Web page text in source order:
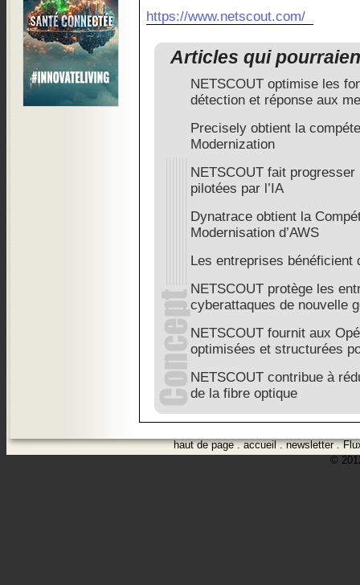
https://www.netscout.com/
Articles qui
NETSCOUT optimise les
détection et réponse aux
Precisely obtient la
Modernization
NETSCOUT fait
pilotées par l’IA
Dynatrace obtient la
Modernisation d’AWS
Les entreprises bénéficient
NETSCOUT protège les
cyberattaques de nouvelle
NETSCOUT fournit aux
optimisées et structurées
NETSCOUT contribue à
de la fibre optique
haut de page.accueil.newsletter.
©